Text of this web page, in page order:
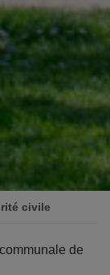
civile
de